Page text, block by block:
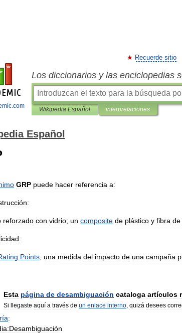
Recuerde sitio
Los diccionarios y las enciclopedias
Wikipedia Español interpretaciones
Español
GRP puede hacer referencia a:
reforzado con vidrio; un composite de plástico y fibra de
Points; una medida del impacto de una campaña
Esta página de desambiguación cataloga artículos
Si llegaste aquí a través de un enlace interno, quizá desees
: